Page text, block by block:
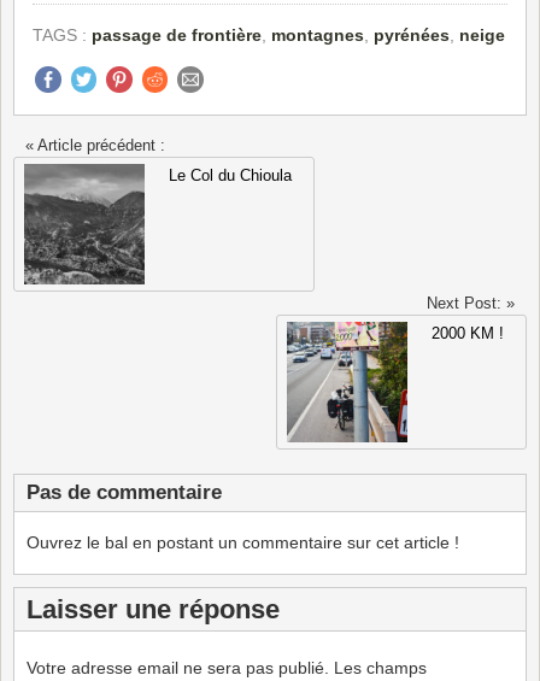
TAGS : passage de frontière montagnes pyrénées neige
« Article précédent :
Le Col du Chioula
Next Post: »
2000 KM !
Pas de commentaire
Ouvrez le bal en postant un commentaire sur cet article !
Laisser une réponse
Votre adresse email ne sera pas publié. Les champs